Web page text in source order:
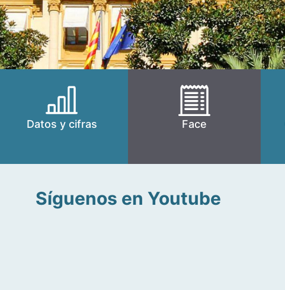
Datos y cifras Face
Síguenos en Youtube